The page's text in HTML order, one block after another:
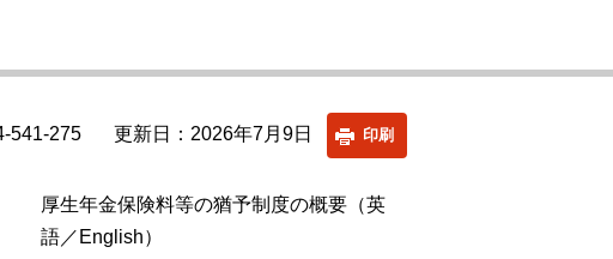
541-275 更新日：2026年7月9日 印刷
厚生年金保険料等の猶予制度の概要（英
語／English）